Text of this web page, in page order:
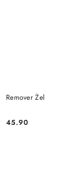
Remover Żel
Cena:
45.90